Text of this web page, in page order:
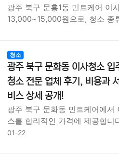
광주 북구 문흥1동 민트케어 이
13,000~15,000원으로, 청소 종
청소
광주 북구 문화동 이사청소 입
청소 전문 업체 후기, 비용과 서
비스 상세 공개!
광주 북구 문화동 민트케어에서
스를 합리적인 가격에 제공합
01-22